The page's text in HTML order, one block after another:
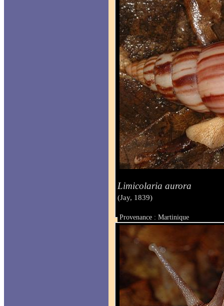
Limicolaria aurora
(Jay, 1839)
Provenance : Martinique
Taille :